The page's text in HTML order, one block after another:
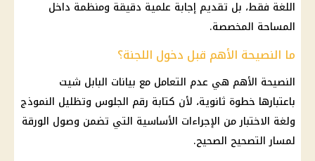
اللغة فقط، بل تقديم إجابة علمية دقيقة ومنظمة داخل
المساحة المخصصة.
ما النصيحة الأهم قبل دخول اللجنة؟
النصيحة الأهم هي عدم التعامل مع بيانات البابل شيت
باعتبارها خطوة ثانوية، لأن كتابة رقم الجلوس وتظليل النموذج
ولغة الاختبار من الإجراءات الأساسية التي تضمن وصول الورقة
لمسار التصحيح الصحيح.